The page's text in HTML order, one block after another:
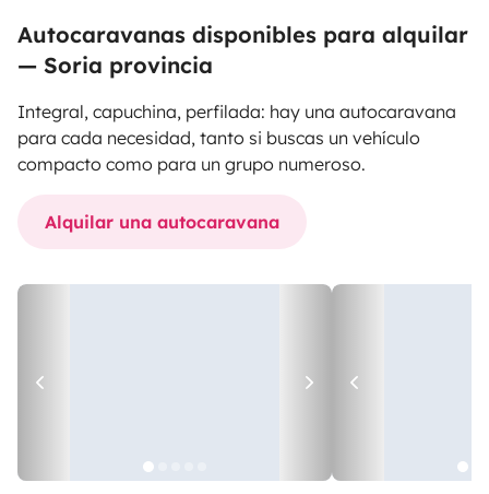
Autocaravanas disponibles para alquilar
— Soria provincia
Integral, capuchina, perfilada: hay una autocaravana
para cada necesidad, tanto si buscas un vehículo
compacto como para un grupo numeroso.
Alquilar una autocaravana